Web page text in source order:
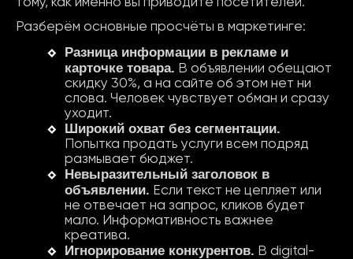
Разберём основные просчёты в маркетинге:
Разница информации в рекламе и
карточке товара. В объявлении обещают
скидку 30%, а на сайте об этом нет ни
слова. Человек чувствует обман и сразу
уходит.
Широкий охват без сегментации.
Попытка продать услуги всем подряд
размывает бюджет.
Невыразительный заголовок в
объявлении. Если текст не цепляет или
не отвечает на запрос, кликов будет
мало. Информативность важнее
креатива.
Игнорирование конкурентов. В digital-